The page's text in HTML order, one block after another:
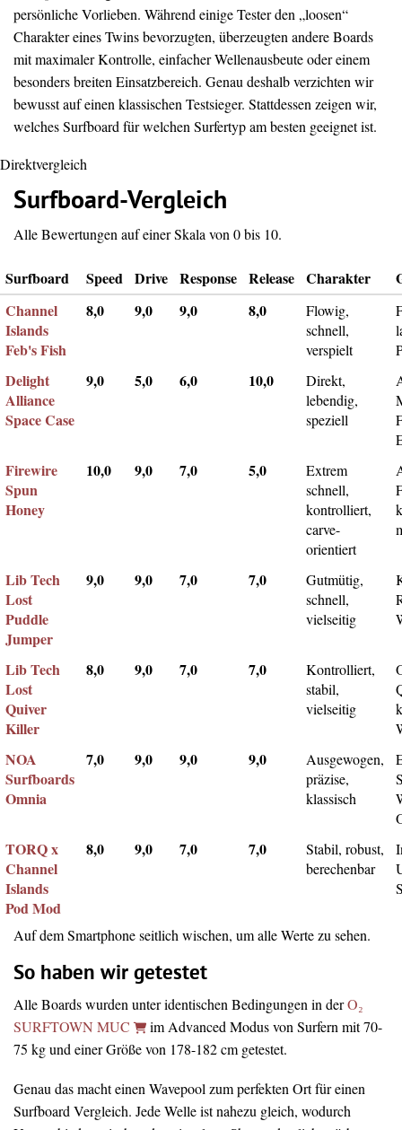
persönliche Vorlieben. Während einige Tester den „loosen“
Charakter eines Twins bevorzugten, überzeugten andere Boards
mit maximaler Kontrolle, einfacher Wellenausbeute oder einem
besonders breiten Einsatzbereich. Genau deshalb verzichten wir
bewusst auf einen klassischen Testsieger. Stattdessen zeigen wir,
welches Surfboard für welchen Surfertyp am besten geeignet ist.
Direktvergleich
Surfboard-Vergleich
Alle Bewertungen auf einer Skala von 0 bis 10.
Surfboard Speed Drive Response Release Charakter
Channel
Islands
Feb's Fish
8,0 9,0 9,0 8,0
Flowig,
schnell,
verspielt
Delight
Alliance
Space Case
9,0 5,0 6,0 10,0
Direkt,
lebendig,
speziell
Firewire
Spun
Honey
10,0 9,0 7,0 5,0
Extrem
schnell,
kontrolliert,
carve-
orientiert
Lib Tech
Lost
Puddle
Jumper
9,0 9,0 7,0 7,0
Gutmütig,
schnell,
vielseitig
Lib Tech
Lost
Quiver
Killer
8,0 9,0 7,0 7,0
Kontrolliert,
stabil,
vielseitig
NOA
Surfboards
Omnia
7,0 9,0 9,0 9,0
Ausgewogen,
präzise,
klassisch
TORQ x
Channel
Islands
Pod Mod
8,0 9,0 7,0 7,0
Stabil, robust,
berechenbar
Auf dem Smartphone seitlich wischen, um alle Werte zu sehen.
So haben wir getestet
Alle Boards wurden unter identischen Bedingungen in derO₂
SURFTOWN MUC
im Advanced Modus von Surfern mit 70-
75 kg und einer Größe von 178-182 cm getestet.
Genau das macht einen Wavepool zum perfekten Ort für einen
Surfboard Vergleich. Jede Welle ist nahezu gleich, wodurch